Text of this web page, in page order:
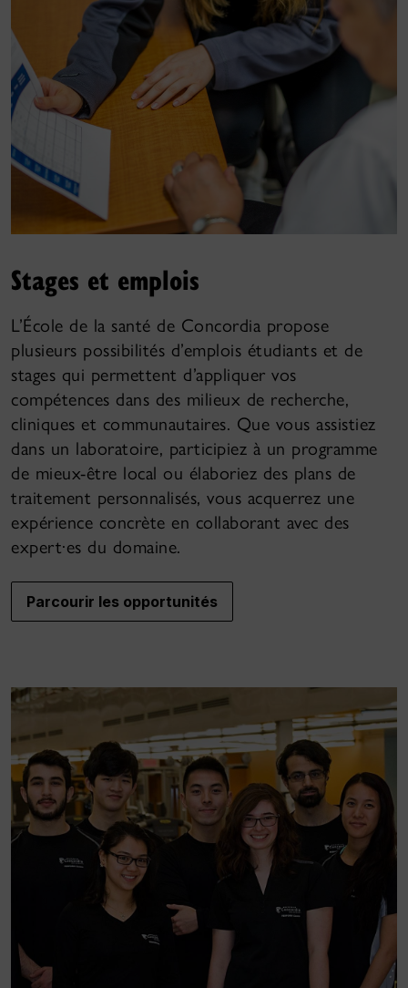
Stages et emplois
L’École de la santé de Concordia propose
plusieurs possibilités d’emplois étudiants et de
stages qui permettent d’appliquer vos
compétences dans des milieux de recherche,
cliniques et communautaires. Que vous assistiez
dans un laboratoire, participiez à un programme
de mieux-être local ou élaboriez des plans de
traitement personnalisés, vous acquerrez une
expérience concrète en collaborant avec des
expert·es du domaine.
Parcourir les opportunités